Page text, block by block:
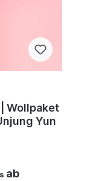
| Unjung Yun
ab